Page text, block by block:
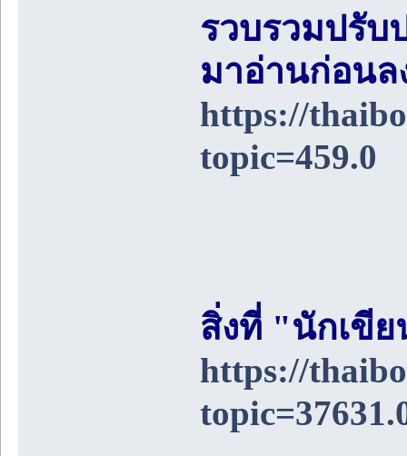
รวบรวมปรับ
มาอ่านก่อน
https://
topic=459.0
สิ่งที่ "นักเขี
https://